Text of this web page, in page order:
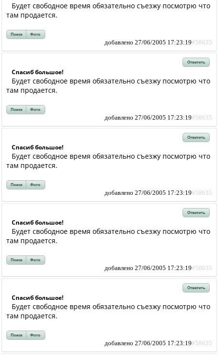
Будет свободное время обязательно съезжу посмотрю что
там продается.
Поиск Фото
добавлено 27/06/2005 17:23:19#58635
Ответить
Спасиб большое!
Будет свободное время обязательно съезжу посмотрю что
там продается.
Поиск Фото
добавлено 27/06/2005 17:23:19#58635
Ответить
Спасиб большое!
Будет свободное время обязательно съезжу посмотрю что
там продается.
Поиск Фото
добавлено 27/06/2005 17:23:19#58635
Ответить
Спасиб большое!
Будет свободное время обязательно съезжу посмотрю что
там продается.
Поиск Фото
добавлено 27/06/2005 17:23:19#58635
Ответить
Спасиб большое!
Будет свободное время обязательно съезжу посмотрю что
там продается.
Поиск Фото
добавлено 27/06/2005 17:23:19#58635